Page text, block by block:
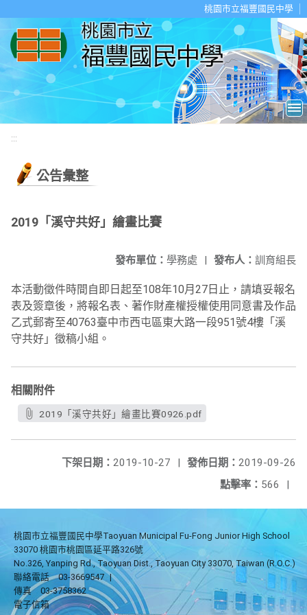
桃園市立福豐國民中學
:::
公告彙整
2019「溪守共好」繪畫比賽
發布人： 訓育組長
發布單位： 學務處 |
本活動徵件時間自即日起至108年10月27日止，請填妥報名
表及簽章後，將報名表、著作財產權授權使用同意書及作品
乙式郵寄至40763臺中市西屯區東大路一段951號4樓「溪
守共好」徵稿小組。
相關附件
2019「溪守共好」繪畫比賽0926.pdf
發佈日期： 2019-09-26
下架日期： 2019-10-27
|
點擊率： 566 |
桃園市立福豐國民中學Taoyuan Municipal Fu-Fong Junior High School
33070 桃園市桃園區延平路326號
No.326, Yanping Rd., Taoyuan Dist., Taoyuan City 33070, Taiwan (R.O.C.)
聯絡電話
03-3669547 |
傳真
03-3758362
電子信箱